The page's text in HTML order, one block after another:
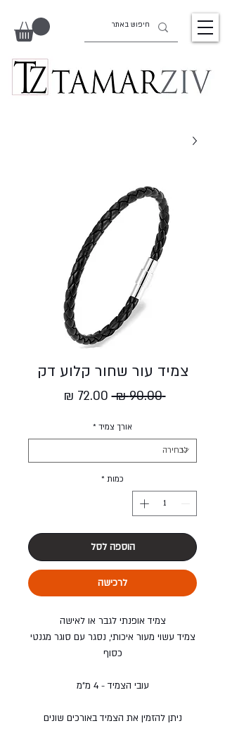
צמיד עור שחור קלוע דק
‏90.00 ‏₪
מחיר
אורך צמיד *
כמות *
הוספה לסל
לרכישה
צמיד אופנתי לגבר או לאישה
צמיד עשוי מעור איכותי, נסגר עם סוגר מגנטי
כסוף
עובי הצמיד - 4 מ"מ
ניתן להזמין את הצמיד באורכים שונים